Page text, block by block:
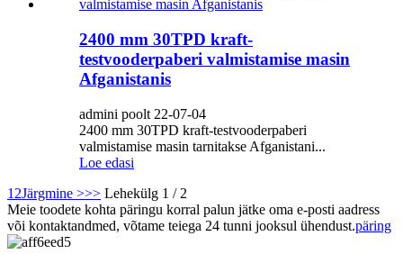
2400 mm 30TPD kraft-
testvooderpaberi valmistamise masin
Afganistanis
admini poolt 22-07-04
2400 mm 30TPD kraft-testvooderpaberi
valmistamise masin tarnitakse Afganistani...
Loe edasi
1 2Järgmine >>> Lehekülg 1 / 2
Meie toodete kohta päringu korral palun jätke oma e-posti aadress
või kontaktandmed, võtame teiega 24 tunni jooksul ühendust.päring